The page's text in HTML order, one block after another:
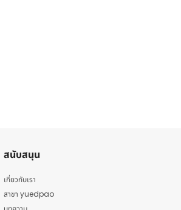
สนับสนุน
เกี่ยวกับเรา
สาขา yuedpao